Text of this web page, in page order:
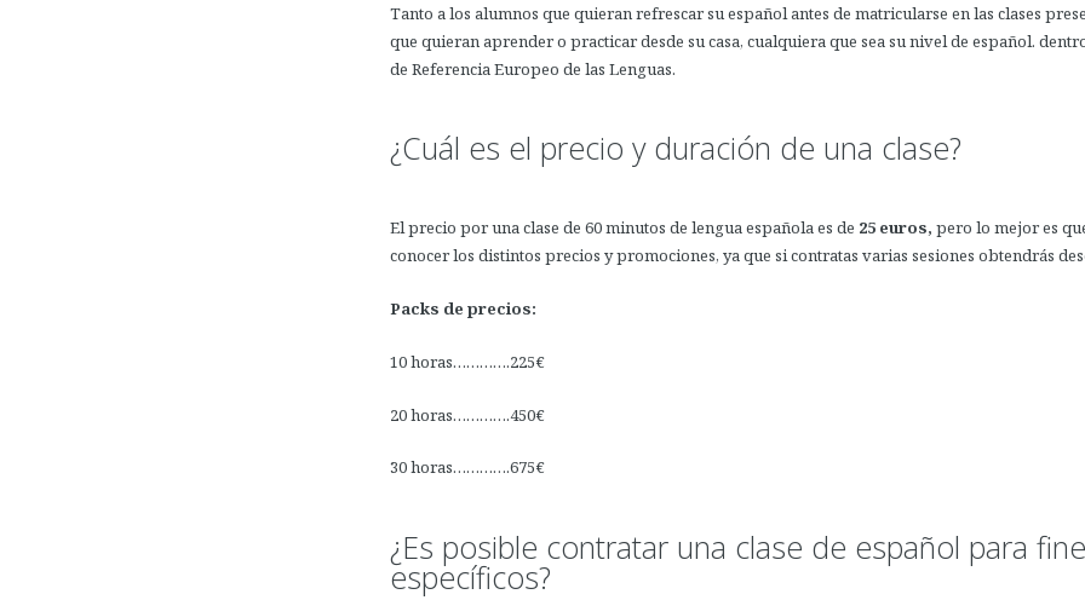
Tanto a los alumnos que quieran refrescar su español antes de matricularse en las clases
que quieran aprender o practicar desde su casa, cualquiera que sea su nivel de español.
de Referencia Europeo de las Lenguas.
¿Cuál es el precio y duración de una clase?
El precio por una clase de 60 minutos de lengua españolaes de 25 euros, pero lo mejor es
conocer los distintos precios y promociones, ya que si contratas varias sesiones obtendrás
Packs de precios:
10 horas………….225€
20 horas………….450€
30 horas………….675€
¿Es posible contratar una clase de español para
específicos?